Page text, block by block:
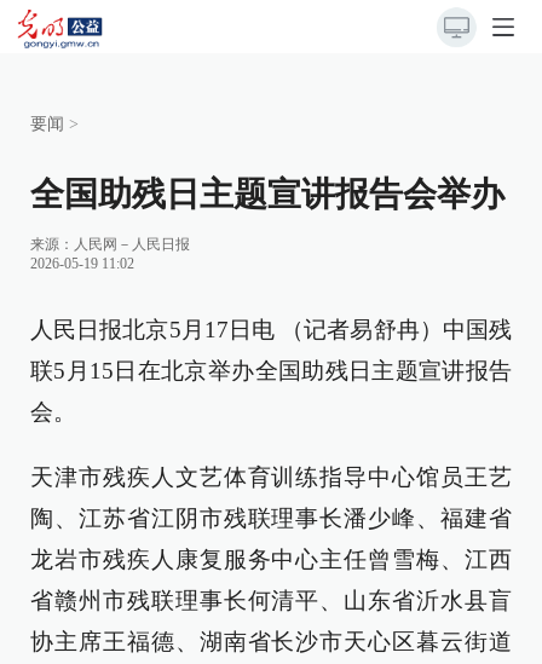
要闻 >
全国助残日主题宣讲报告会举办
来源： 人民网－人民日报
2026-05-19 11:02
人民日报北京5月17日电 （记者易舒冉）中国残
联5月15日在北京举办全国助残日主题宣讲报告
会。
天津市残疾人文艺体育训练指导中心馆员王艺
陶、江苏省江阴市残联理事长潘少峰、福建省
龙岩市残疾人康复服务中心主任曾雪梅、江西
省赣州市残联理事长何清平、山东省沂水县盲
协主席王福德、湖南省长沙市天心区暮云街道